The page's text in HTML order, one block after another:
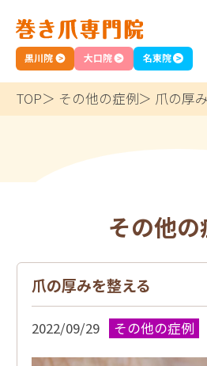
名東院
黒川院 大口院
TOP その他の症例 爪の厚
その他の
爪の厚みを整える
2022/09/29 その他の症例